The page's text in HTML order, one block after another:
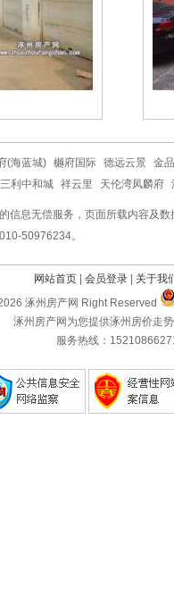
(海蓝城) 樾府国际 德远云景 金
三利中和城 祥云里 天伦湾凤麟府
信息无偿服务，页面所载内容及
50976234。
网站首页 会员登录
关于我
涿州房产网 Right Reserved
涿州房产网为您提供涿州房价走
服务热线：